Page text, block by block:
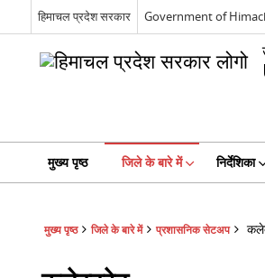
हिमाचल प्रदेश सरकार Government of
मुख्य पृष्ठ जिले के बारे में निर्देशिका
मुख्य पृष्ठ जिले के बारे में प्रशासनिक सेटअप